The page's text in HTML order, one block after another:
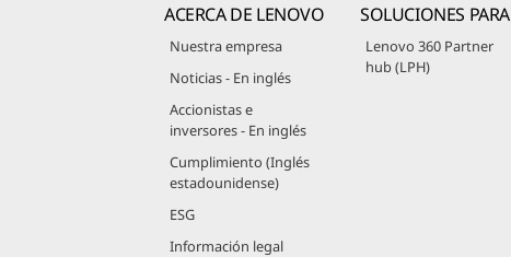
ACERCA DE LENOVO
Nuestra empresa
Noticias - En inglés
Accionistas e
inversores - En inglés
Cumplimiento (Inglés
estadounidense)
ESG
Información legal
SOLUCIONES PARA
Lenovo 360 Partner
hub (LPH)